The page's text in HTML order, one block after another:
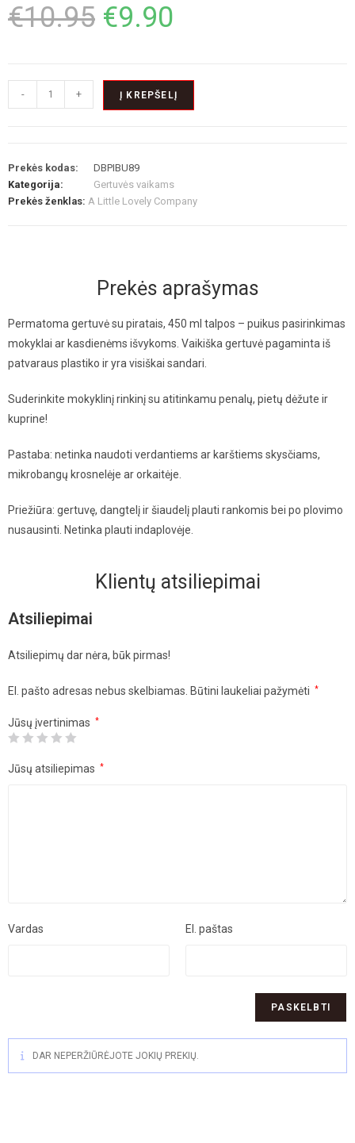
€10.95 €9.90
- + Į KREPŠELĮ
Prekės kodas:
DBPIBU89
Kategorija:
Gertuvės vaikams
Prekės ženklas: A Little Lovely Company
Prekės aprašymas
Permatoma gertuvė su piratais, 450 ml talpos – puikus pasirinkimas
mokyklai ar kasdienėms išvykoms. Vaikiška gertuvė pagaminta iš
patvaraus plastiko ir yra visiškai sandari.
Suderinkite mokyklinį rinkinį su atitinkamu penalų, pietų dėžute ir
kuprine!
Pastaba: netinka naudoti verdantiems ar karštiems skysčiams,
mikrobangų krosnelėje ar orkaitėje.
Priežiūra: gertuvę, dangtelį ir šiaudelį plauti rankomis bei po plovimo
nusausinti. Netinka plauti indaplovėje.
Klientų atsiliepimai
Atsiliepimai
Atsiliepimų dar nėra, būk pirmas!
El. pašto adresas nebus skelbiamas. Būtini laukeliai pažymėti *
Jūsų įvertinimas *
Jūsų atsiliepimas *
Vardas El. paštas
DAR NEPERŽIŪRĖJOTE JOKIŲ PREKIŲ.